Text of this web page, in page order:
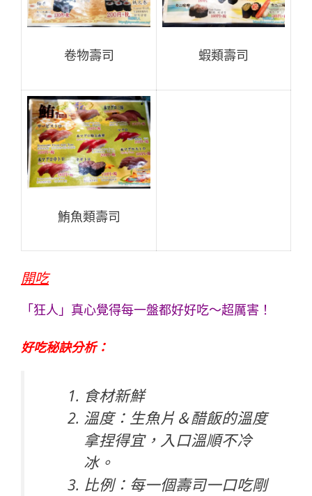
卷物壽司 蝦類壽司
鮪魚類壽司
開吃
「狂人 」真心覺得每一盤都好好吃～超厲害！
好吃秘訣分析：
食材新鮮
溫度：生魚片＆醋飯的溫度
拿捏得宜，入口溫順不冷
冰。
比例：每一個壽司一口吃剛